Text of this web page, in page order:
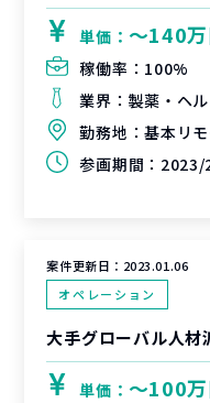
単価： 〜140
稼働率： 100%
業界： 製薬・ヘ
勤務地：基本リ
参画期間： 2023/
案件更新日： 2023.01.06
オペレーション
大手グローバル人
単価： 〜100